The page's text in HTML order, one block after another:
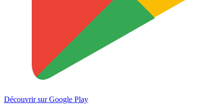
Découvrir sur Google Play